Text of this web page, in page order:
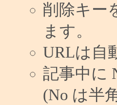
削除キー
ます。
URLは自
記事中に
(No は半